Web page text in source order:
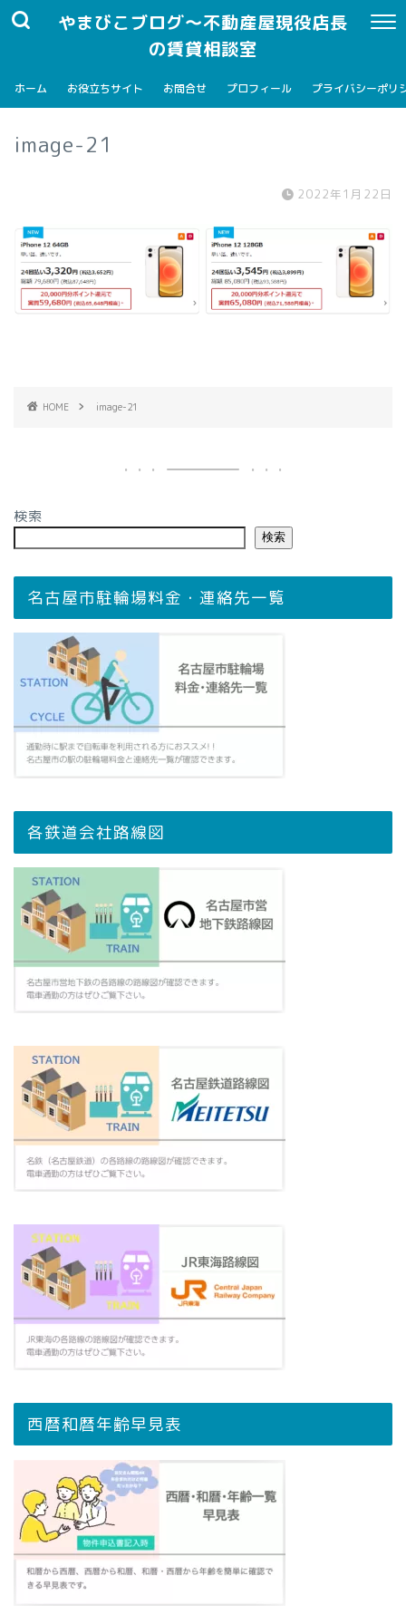
やまびこブログ～不動産屋現役店長
の賃貸相談室
ホーム お役立ちサイト お問合せ プロフィール プライバシーポリ
image-21
2022年1月22日
HOME image-21
検索
検索
名古屋市駐輪場料金・連絡先一覧
各鉄道会社路線図
西暦和暦年齢早見表